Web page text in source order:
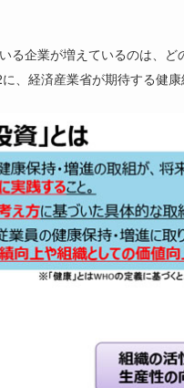
る企業が増えているのは、
に、経済産業省が期待する健康